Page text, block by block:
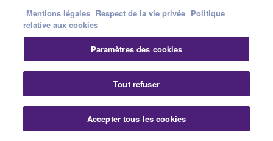
Processeur de salle au
cœur de la solution
ADECIA
VXC2P
Enceinte de plafond alimentée
par Dante/PoE
Téléchargements
Mentions légales Respect de la vie privée Politique
relative aux cookies
Paramètres des cookies
Tout refuser
Accepter tous les cookies